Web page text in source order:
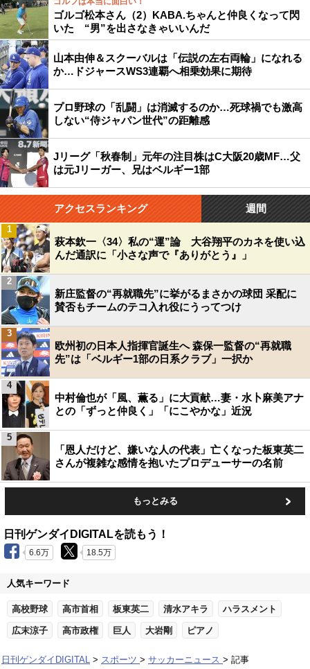
ゴルゴ松本さん（2）KABA.ちゃんと仲良くなって閃
いた “男”を出さなきゃいいんだ
山本由伸＆スクーバルは「伝説の左右両輪」になれる
か…ドジャースWS3連覇へ相乗効果に期待
プロ野球の「乱闘」は消滅するのか…死球禍でも激高
しない“侍ジャパン世代”の距離感
Jリーグ「秋春制」元年の注目株はC大阪20歳MF…父
は元Jリーガー、兄はベルギー1部
アクセスランキング 週間
萩本欽一〈34〉私の“運”論 大谷翔平のカネを使い込
んだ通訳に「小さな声で『ありがとう』」
1
新庄監督の“再就職先”に挙がるまさかの球団 采配に
賛否もチームのテコ入れ役にうってつけ
2
欧州初の日本人指揮官誕生へ 森保一監督の“再就職
先”は「ベルギー1部の日系クラブ」一択か
3
中村倫也が「風、薫る」に大貢献…妻・水卜麻美アナ
との「ずっと仲良く」「にこやかな」近況
4
「恩人だけど、嫌いな人の代表」亡くなった板東英二
さんが複雑な感情を抱いたプロデューサーの名前
5
もっとみる
日刊ゲンダイDIGITALを読もう！
6.6万 18.5万
人気キーワード
高校野球 高市首相 板東英二 清水アキラ ハラスメント
広末涼子 高市政権 巨人 大岩剛 ピアノ
日刊ゲンダイDIGITAL スポーツ サッカーニュース 記事